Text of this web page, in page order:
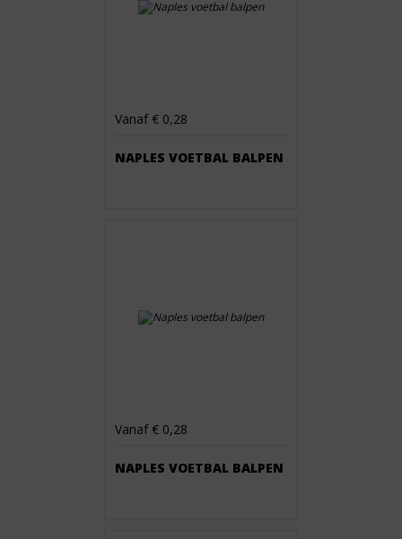
Vanaf € 0,28
NAPLES VOETBAL BALPEN
Vanaf € 0,28
NAPLES VOETBAL BALPEN